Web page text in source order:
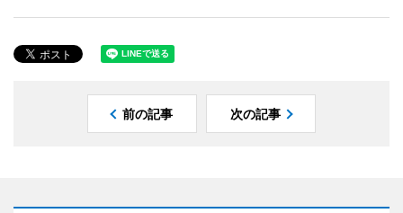
前の記事 次の記事